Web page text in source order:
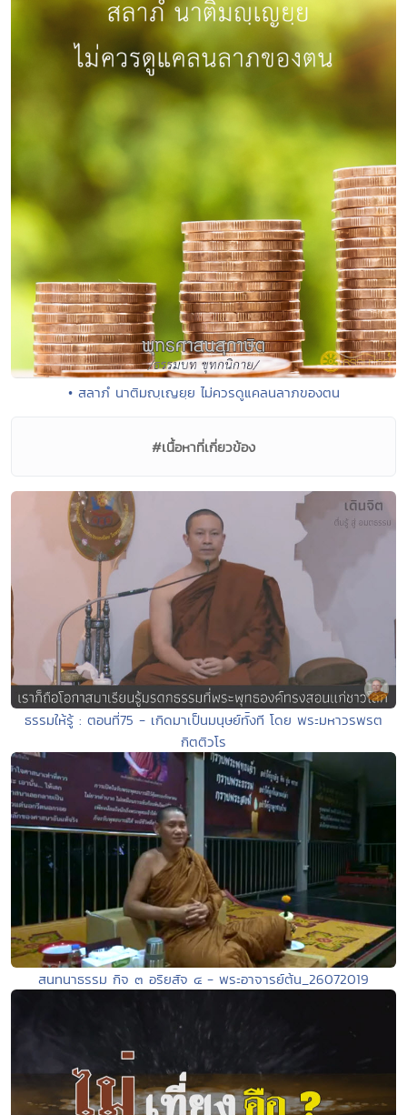
• สลาภํ นาติมญฺเญยฺย ไม่ควรดูแคลนลาภของตน
#เนื้อหาที่เกี่ยวข้อง
ธรรมให้รู้ : ตอนที่75 - เกิดมาเป็นมนุษย์ทัังที โดย พระมหาวรพรต
กิตติวโร
สนทนาธรรม กิจ ๓ อริยสัจ ๔ - พระอาจารย์ต้น_26072019